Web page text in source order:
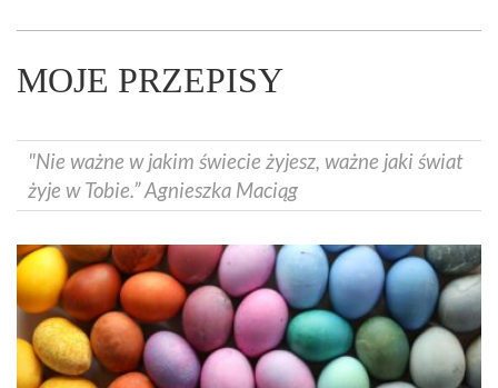
MOJE PRZEPISY
"Nie ważne w jakim świecie żyjesz, ważne jaki świat
żyje w Tobie.” Agnieszka Maciąg